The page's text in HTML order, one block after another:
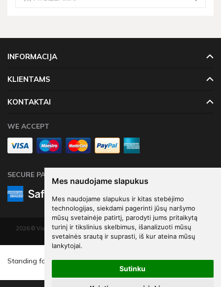
Mes naudojame slapukus
Mes naudojame slapukus ir kitas stebėjimo
technologijas, siekdami pagerinti jūsų naršymo
mūsų svetainėje patirtį, parodyti jums pritaikytą
turinį ir tikslinius skelbimus, išanalizuoti mūsų
svetainės srautą ir suprasti, iš kur ateina mūsų
lankytojai.
Sutinku
Standing foil balloon Number 3 , 84 cm, light pink €839
INFORMACIJA
KLIENTAMS
KONTAKTAI
WE ACCEPT
SECURE PAYMENTS
2026 © Visos teisės saugomos. Kopijuoti, platinti svetainės turinį be autorių
sutikimo draudžiama.
Elektroninių parduotuvių nuoma